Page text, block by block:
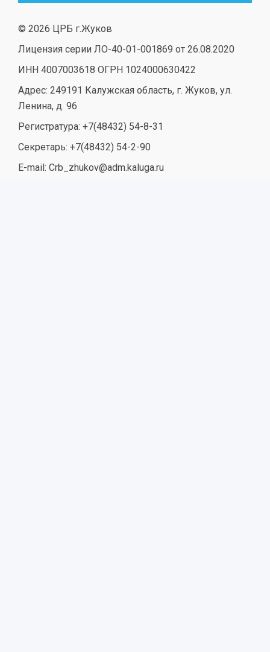
© 2026 ЦРБ г.Жуков
Лицензия серии ЛО-40-01-001869 от 26.08.2020
ИНН 4007003618 ОГРН 1024000630422
Адрес: 249191 Калужская область, г. Жуков, ул.
Ленина, д. 96
Регистратура: +7(48432) 54-8-31
Секретарь: +7(48432) 54-2-90
E-mail: Crb_zhukov@adm.kaluga.ru